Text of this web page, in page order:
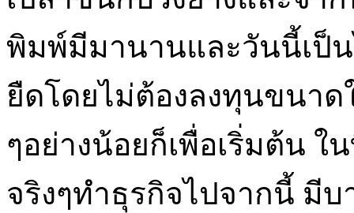
พิมพ์มีมานานและวันนี้เป็น
ยืดโดยไม่ต้องลงทุนขนา
ๆอย่างน้อยก็เพื่อเริ่มต้น
จริงๆทำธุรกิจไปจากนี้ มี